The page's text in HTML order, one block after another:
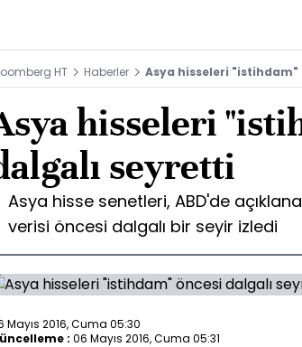
HT Haberler Asya hisseleri "istihdam"
hisseleri
seyretti
Asya hisse senetleri, ABD'de
verisi öncesi dalgalı bir seyir izledi
Mayıs 2016, Cuma 05:30
: 06 Mayıs 2016, Cuma 05:31